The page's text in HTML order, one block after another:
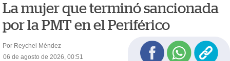
La mujer que terminó sancionada
por la PMT en el Periférico
Por Reychel Méndez
06 de agosto de 2026, 00:51